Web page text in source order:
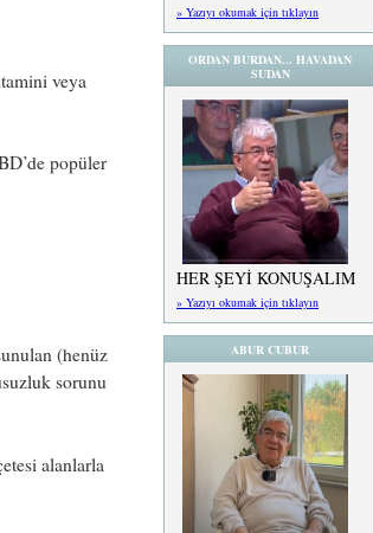
veya
popüler
(henüz
sorunu
alanlarla
» Yazıyı okumak için tıklayın
ORDAN BURDAN... HAVADAN
SUDAN
HER ŞEYİ KONUŞALIM
» Yazıyı okumak için tıklayın
ABUR CUBUR